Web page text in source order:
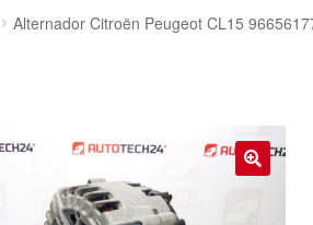
enteroMi cuenta Pagos Política
Alternador Citroën Peugeot CL15